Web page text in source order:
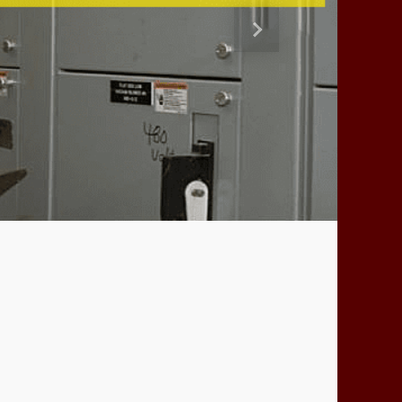
Siguiente